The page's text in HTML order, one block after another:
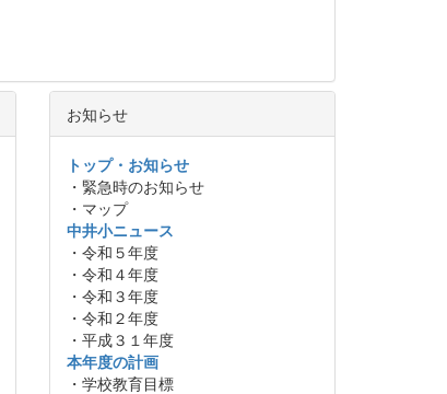
お知らせ
トップ・お知らせ
・緊急時のお知らせ
・マップ
中井小ニュース
・令和５年度
・令和４年度
・令和３年度
・令和２年度
・平成３１年度
本年度の計画
・学校教育目標